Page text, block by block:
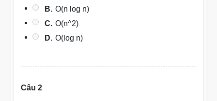
B. O(n log n)
C. O(n^2)
D. O(log n)
Câu 2